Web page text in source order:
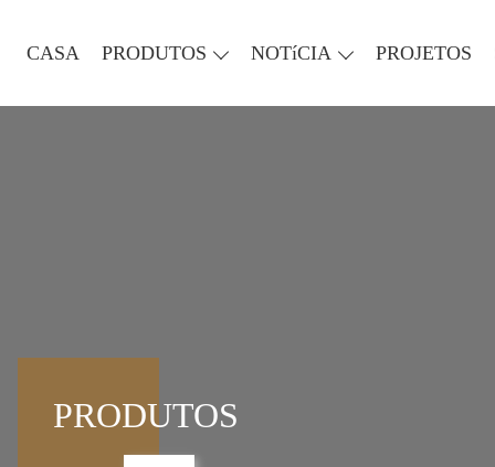
CASA PRODUTOS NOTíCIA PROJETOS
PRODUTOS